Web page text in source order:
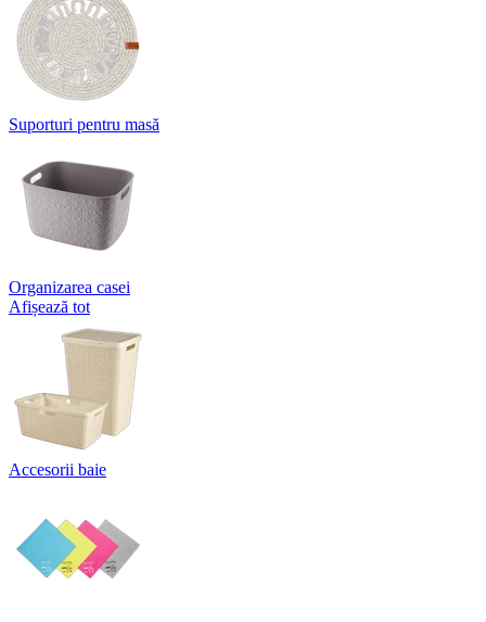
Suporturi pentru masă
Organizarea casei
Afișează tot
Accesorii baie